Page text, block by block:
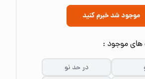
موجود شد خبرم کنید
های موجود :
در حد نو